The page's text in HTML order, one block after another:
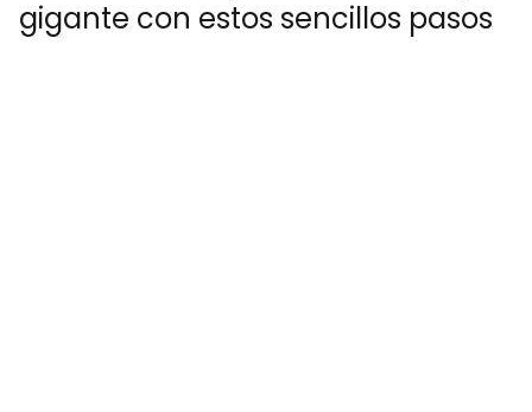
gigante con estos sencillos pasos